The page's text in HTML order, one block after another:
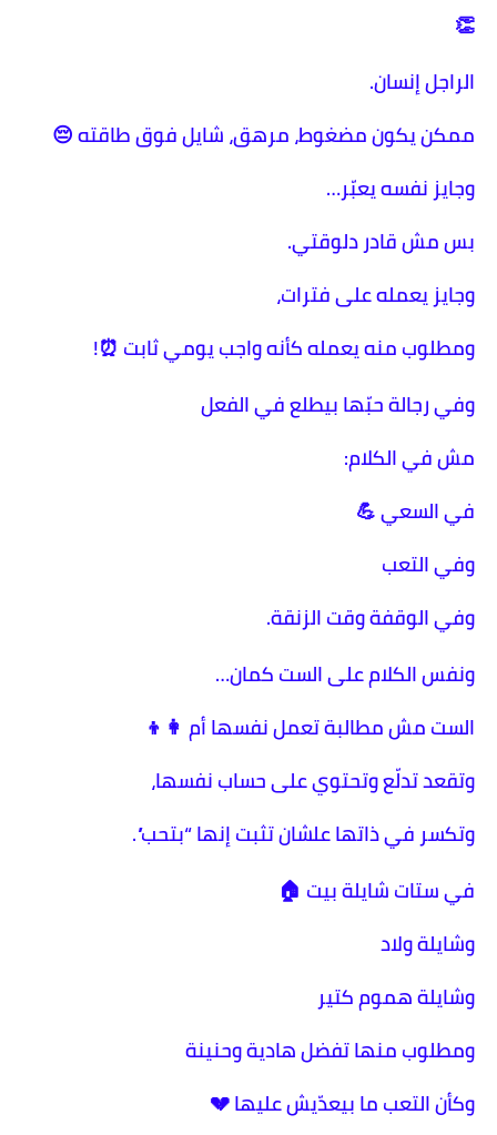
👏
الراجل إنسان.
ممكن يكون مضغوط، مرهق، شايل فوق طاقته 😔
وجايز نفسه يعبّر…
بس مش قادر دلوقتي.
وجايز يعمله على فترات،
ومطلوب منه يعمله كأنه واجب يومي ثابت ⏰!
وفي رجالة حبّها بيطلع في الفعل
مش في الكلام:
في السعي 💪
وفي التعب
وفي الوقفة وقت الزنقة.
ونفس الكلام على الست كمان…
الست مش مطالبة تعمل نفسها أم 👩‍👦
وتقعد تدلّع وتحتوي على حساب نفسها،
وتكسر في ذاتها علشان تثبت إنها “بتحب”.
في ستات شايلة بيت 🏠
وشايلة ولاد
وشايلة هموم كتير
ومطلوب منها تفضل هادية وحنينة
وكأن التعب ما بيعدّيش عليها 💔